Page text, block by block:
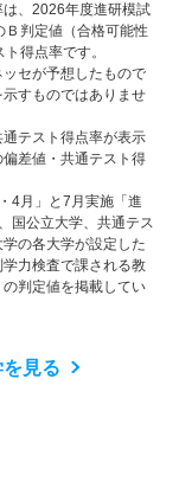
、2026年度進研模試
判定値（合格可能性
得点率です。
セが予想したもので
すものではありませ
テスト得点率が表示
差値・共通テスト得
月」と7月実施「進
国公立大学、共通テス
の各大学が設定した
力検査で課される教
判定値を掲載してい
見る